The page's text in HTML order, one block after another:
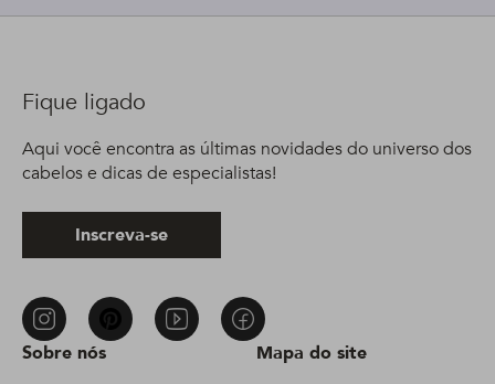
Sobre nós
Mapa do site
Fique ligado
Aqui você encontra as últimas novidades do universo dos
cabelos e dicas de especialistas!
Inscreva-se